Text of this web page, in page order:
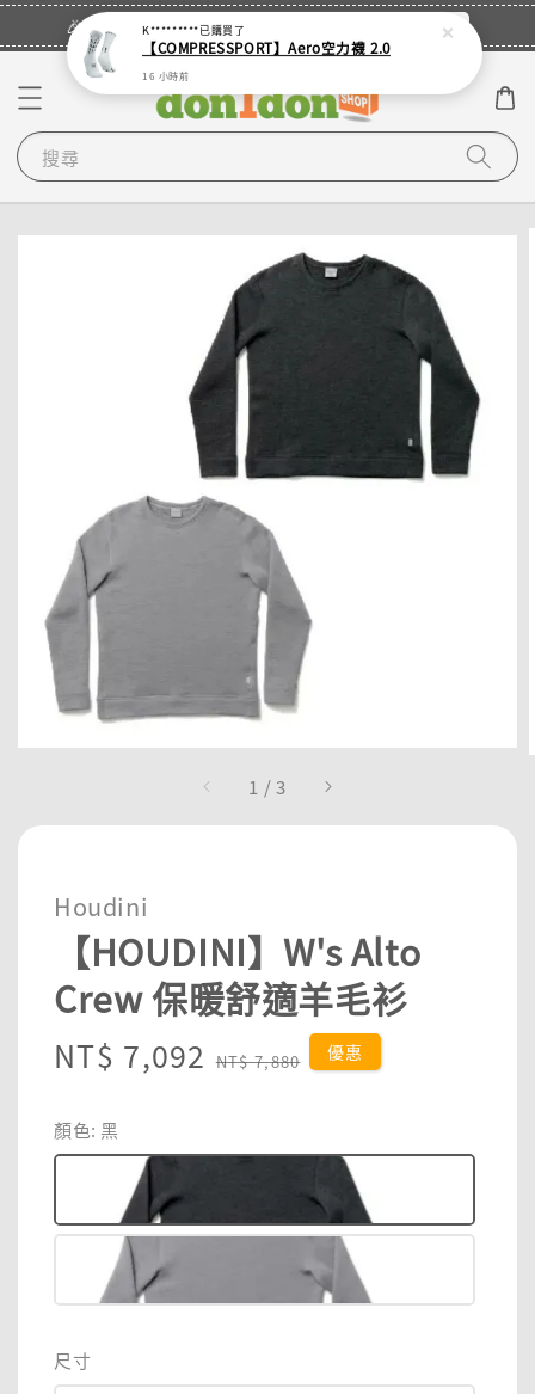
🎉登入會員・領取您的專屬折扣券！ 立即登入
搜尋
1 /3
Houdini
【HOUDINI】W's Alto
Crew 保暖舒適羊毛衫
Sale
NT$ 7,092 Regular
NT$ 7,880 優惠
顏色: 黑
尺寸
K*********已購買了
【COMPRESSPORT】Aero空力襪 2.0
16 小時前